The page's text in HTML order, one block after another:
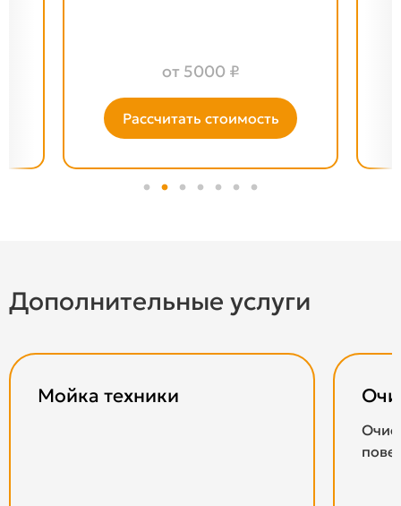
от 7000 ₽
Рассчитать стоимость
Дополнительные услуги
Мойка техники